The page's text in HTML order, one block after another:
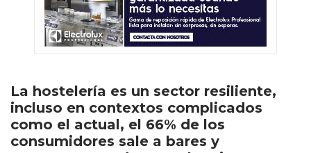
La hostelería es un sector resiliente,
incluso en contextos complicados
como el actual, el 66% de los
consumidores sale a bares y